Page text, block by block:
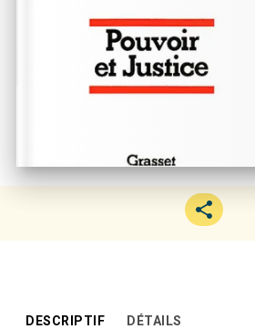
DESCRIPTIF DÉTAILS